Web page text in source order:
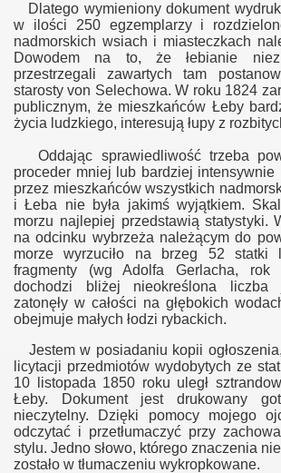
Dlatego wymieniony dokument
w ilości 250 egzemplarzy i
nadmorskich wsiach i miasteczkach
Dowodem na to, że łebianie
przestrzegali zawartych tam
starosty von Selechowa. W roku 1824
publicznym, że mieszkańców Łeby
życia ludzkiego, interesują łupy z
Oddając sprawiedliwość trzeba
proceder mniej lub bardziej intensywnie
przez mieszkańców wszystkich
i Łeba nie była jakimś wyjątkiem.
morzu najlepiej przedstawią statystyki.
na odcinku wybrzeża należącym do
morze wyrzuciło na brzeg 52 statki
fragmenty (wg Adolfa Gerlacha,
dochodzi bliżej nieokreślona liczba
zatonęły w całości na głębokich
obejmuje małych łodzi rybackich.
Jestem w posiadaniu kopii
licytacji przedmiotów wydobytych ze
10 listopada 1850 roku uległ
Łeby. Dokument jest drukowany
nieczytelny. Dzięki pomocy mojego
odczytać i przetłumaczyć przy
stylu. Jedno słowo, którego znaczenia
zostało w tłumaczeniu wykropkowane.